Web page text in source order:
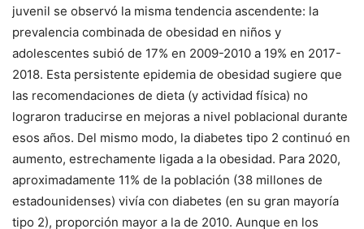
juvenil se observó la misma tendencia ascendente: la
prevalencia combinada de obesidad en niños y
adolescentes subió de 17% en 2009-2010 a 19% en 2017-
2018. Esta persistente epidemia de obesidad sugiere que
las recomendaciones de dieta (y actividad física) no
lograron traducirse en mejoras a nivel poblacional durante
esos años. Del mismo modo, la diabetes tipo 2 continuó en
aumento, estrechamente ligada a la obesidad. Para 2020,
aproximadamente 11% de la población (38 millones de
estadounidenses) vivía con diabetes (en su gran mayoría
tipo 2), proporción mayor a la de 2010. Aunque en los